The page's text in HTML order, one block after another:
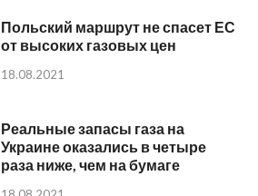
Польский маршрут не спасет ЕС
от высоких газовых цен
18.08.2021
Реальные запасы газа на
Украине оказались в четыре
раза ниже, чем на бумаге